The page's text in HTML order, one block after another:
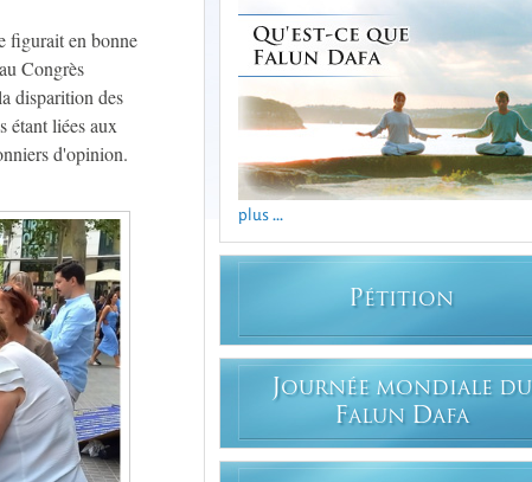
figurait en bonne
Congrès
disparition des
étant liées aux
d'opinion.
plus ...
PÉTITION
JOURNÉE MONDIALE DU
FALUN DAFA